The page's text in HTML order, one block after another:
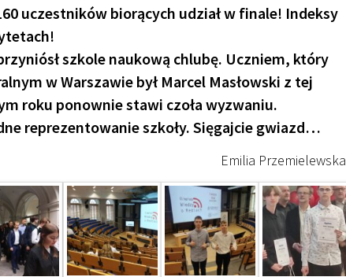
uczestników biorących udział w finale! Indeksy
szkole naukową chlubę. Uczniem, który
w Warszawie był Marcel Masłowski z tej
roku ponownie stawi czoła wyzwaniu.
reprezentowanie szkoły. Sięgajcie gwiazd…
Emilia Przemielewska